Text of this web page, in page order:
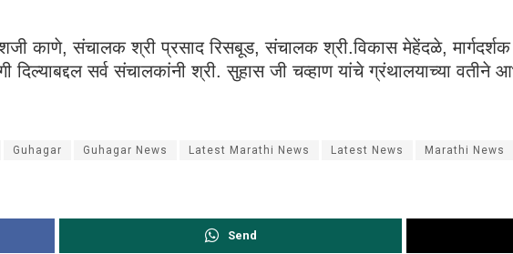
काणे, संचालक श्री प्रसाद रिसबूड, संचालक श्री.विकास मेहेंदळे,
दिल्याबद्दल सर्व संचालकांनी श्री. सुहास जी चव्हाण यांचे ग्रंथालयाच्या वतीने
Guhagar Guhagar News Latest Marathi News Latest News Marathi News
Send